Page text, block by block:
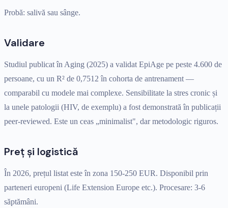
Probă: salivă sau sânge.
Validare
Studiul publicat în Aging (2025) a validat EpiAge pe peste 4.600 de
persoane, cu un R² de 0,7512 în cohorta de antrenament —
comparabil cu modele mai complexe. Sensibilitate la stres cronic și
la unele patologii (HIV, de exemplu) a fost demonstrată în publicații
peer-reviewed. Este un ceas „minimalist", dar metodologic riguros.
Preț și logistică
În 2026, prețul listat este în zona 150-250 EUR. Disponibil prin
parteneri europeni (Life Extension Europe etc.). Procesare: 3-6
săptămâni.